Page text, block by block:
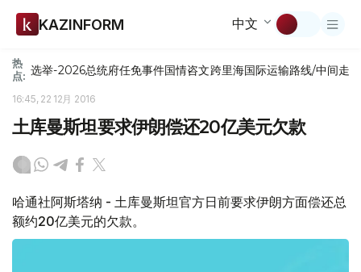
KAZINFORM 中文
热
点: 选举-2026总统府任免事件国情咨文跨里海国际运输路线/中间走廊
16:45, 22 12月 2016
土库曼斯坦要求伊朗偿还20亿美元欠款
哈通社阿斯塔纳 - 土库曼斯坦官方日前要求伊朗方面偿还总
额约20亿美元的欠款。